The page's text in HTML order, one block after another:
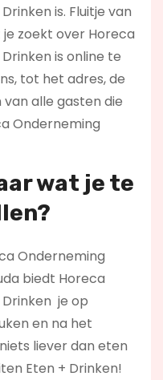
is. Fluitje van
zoekt over Horeca
is online te
tot het adres, de
alle gasten die
Onderneming
wat je te
Onderneming
biedt Horeca
je op
en na het
liever dan eten
Eten + Drinken!